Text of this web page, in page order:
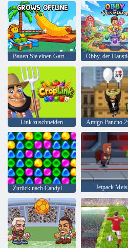
Bauen Sie einen Garten in 3D an
Link zuschneiden
Jetpack